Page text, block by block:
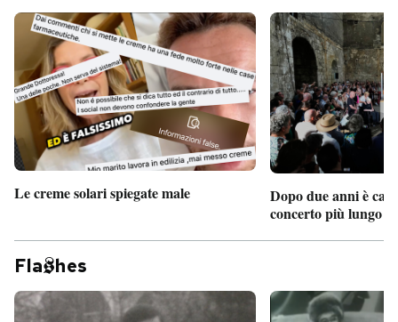
Le creme solari spiegate male
Dopo due anni è
concerto più lungo
Fla hes